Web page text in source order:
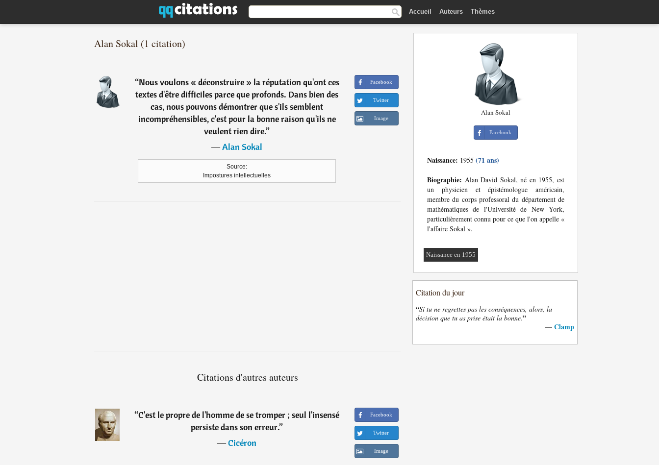
Accueil Auteurs Thèmes
Alan Sokal (1 citation)
“Nous voulons « déconstruire » la réputation qu'ont ces
textes d'être difficiles parce que profonds. Dans bien des
cas, nous pouvons démontrer que s'ils semblent
incompréhensibles, c'est pour la bonne raison qu'ils ne
veulent rien dire.”
―Alan Sokal
Source:
Impostures intellectuelles
Facebook
Twitter
Image
Citations d'autres auteurs
“C'est le propre de l'homme de se tromper ; seul l'insensé
persiste dans son erreur.”
―Cicéron
Facebook
Twitter
Image
Alan Sokal
Facebook
Naissance: 1955 (71 ans)
Biographie: Alan David Sokal, né en 1955, est
un physicien et épistémologue américain,
membre du corps professoral du département de
mathématiques de l'Université de New York,
particulièrement connu pour ce que l'on appelle «
l'affaire Sokal ».
Naissance en 1955
Citation du jour
“Si tu ne regrettes pas les conséquences, alors, la
décision que tu as prise était la bonne.”
— Clamp